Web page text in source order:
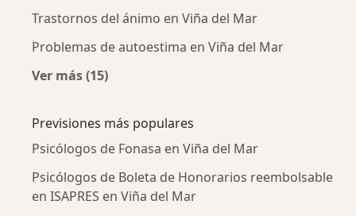
Trastornos del ánimo en Viña del Mar
Problemas de autoestima en Viña del Mar
Ver más (15)
Previsiones más populares
Psicólogos de Fonasa en Viña del Mar
Psicólogos de Boleta de Honorarios reembolsable
en ISAPRES en Viña del Mar